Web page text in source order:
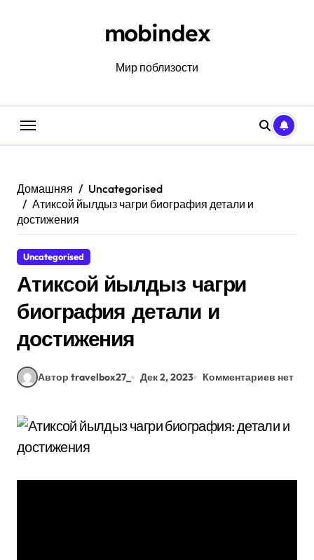
mobindex
Мир поблизости
Домашняя
Uncategorised
Атиксой йылдыз чагри биография детали и
достижения
Uncategorised
Атиксой йылдыз чагри
биография детали и
достижения
Автор travelbox27_ Дек 2, 2023 Комментариев нет